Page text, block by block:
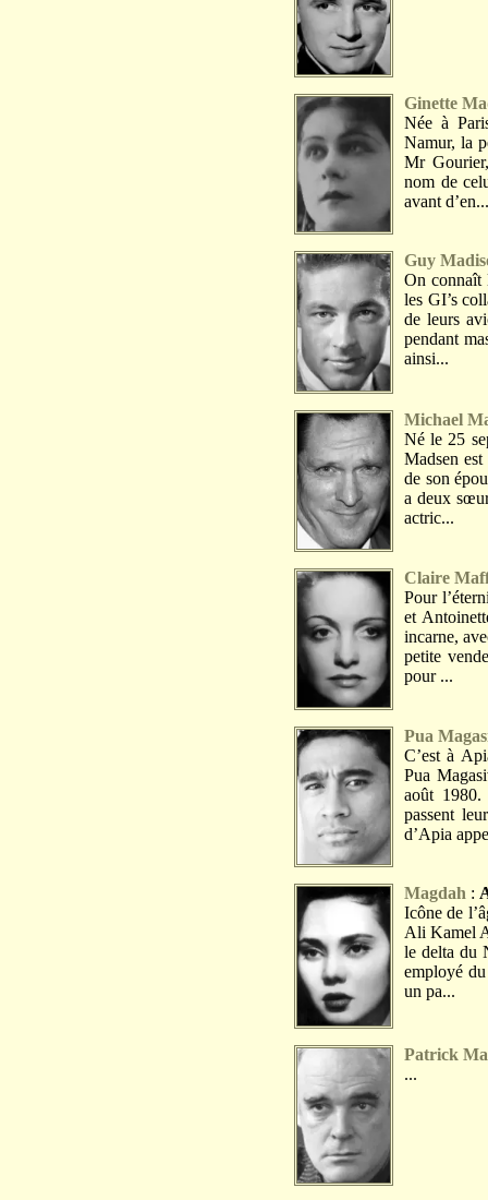
Ginette
Née à
Namur, la
Mr
nom de
avant d’en...
Guy
On connaît
les GI’s
de leurs
pendant
ainsi...
Michael
Né le 25
Madsen
de son
a deux
actric...
Claire
Pour
et
incarne,
petite
pour ...
Pua
C’est à
Pua
août 1980.
passent
d’Apia
Magdah :
Icône de
Ali Kamel
le delta du
employé
un pa...
Patrick
...